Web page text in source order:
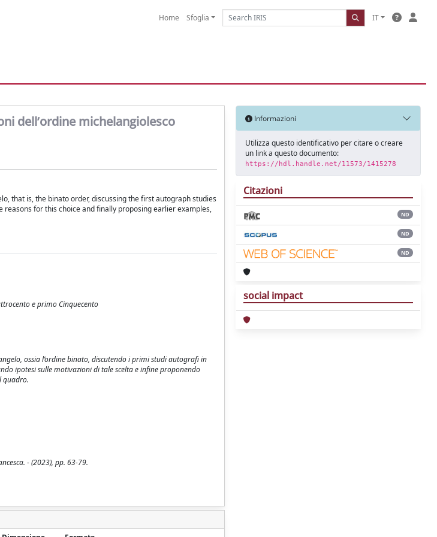
Home Sfoglia IT
dell’ordine michelangiolesco
that is, the binato order, discussing the first autograph studies
reasons for this choice and finally proposing earlier examples,
e primo Cinquecento
ossia l’ordine binato, discutendo i primi studi autografi in
ipotesi sulle motivazioni di tale scelta e infine proponendo
quadro.
- (2023), pp. 63-79.
Informazioni
Utilizza questo identificativo per citare o creare
un link a questo documento:
https://hdl.handle.net/11573/1415278
Citazioni
ND
ND
ND
social impact